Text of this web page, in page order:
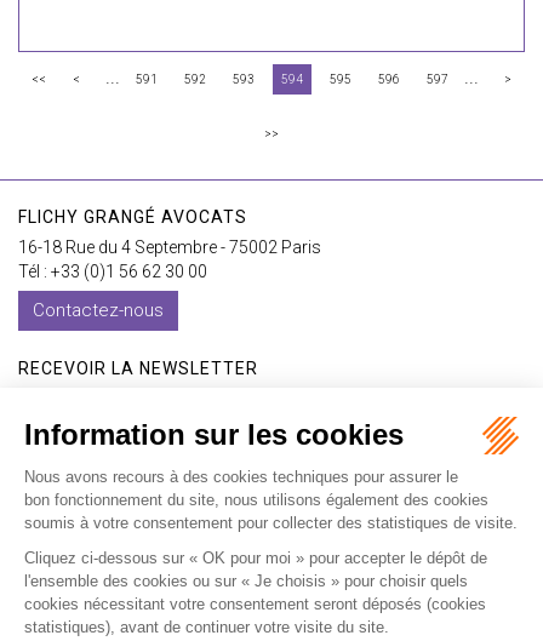
<< < ... 591 592 593 594 595 596 597 ... >
>>
FLICHY GRANGÉ AVOCATS
16-18 Rue du 4 Septembre - 75002 Paris
Tél : +33 (0)1 56 62 30 00
Contactez-nous
RECEVOIR LA NEWSLETTER
Je m'inscris
Accueil Expertises Les formations International Avocats Cabinet Vidéos
Recrutement
Mentions légales
Politique de confidentialité